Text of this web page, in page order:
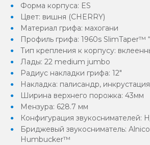
Форма корпуса: ES
Цвет: вишня (CHERRY)
Материал грифа: махогани
Профиль грифа: 1960s SlimTaper™
Тип крепления к корпусу:
Лады: 22 medium jumbo
Радиус накладки грифа: 12"
Накладка: палисандр,
Ширина верхнего порожка: 43мм
Мензура: 628.7 мм
Конфигурация звукоснимателей:
Бриджевый звукосниматель:
Humbucker™